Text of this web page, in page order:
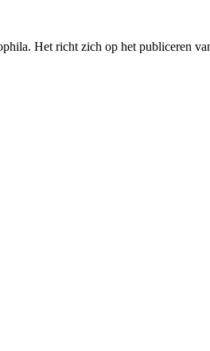
Het richt zich op het publiceren